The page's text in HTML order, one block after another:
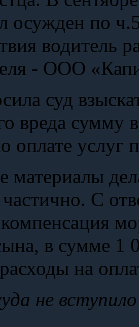
осужден по
водитель
- ООО
суд
вреда сумму
оплате услуг
материалы
С
в сумме 1
на
не